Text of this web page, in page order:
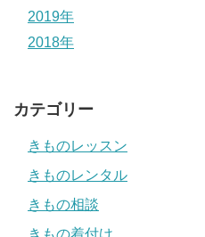
2019年
2018年
カテゴリー
きものレッスン
きものレンタル
きもの相談
きもの着付け